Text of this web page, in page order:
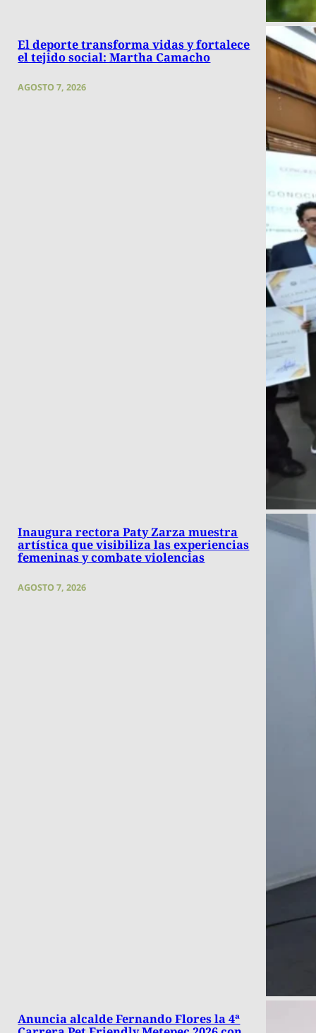
El deporte transforma vidas y fortalece
el tejido social: Martha Camacho
AGOSTO 7, 2026
Inaugura rectora Paty Zarza muestra
artística que visibiliza las experiencias
femeninas y combate violencias
AGOSTO 7, 2026
Anuncia alcalde Fernando Flores la 4ª